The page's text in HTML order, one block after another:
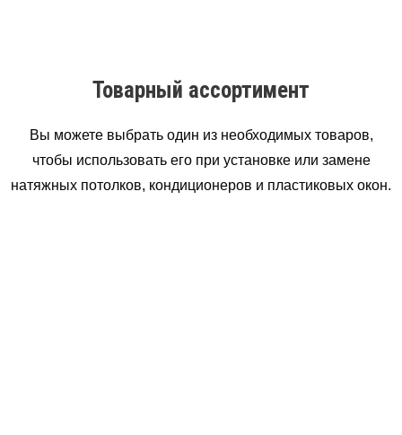
Товарный ассортимент
Вы можете выбрать один из необходимых товаров,
чтобы использовать его при установке или замене
натяжных потолков, кондиционеров и пластиковых окон.